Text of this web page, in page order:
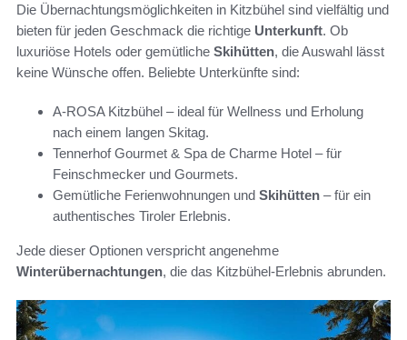
Die Übernachtungsmöglichkeiten in Kitzbühel sind vielfältig und
bieten für jeden Geschmack die richtige Unterkunft. Ob
luxuriöse Hotels oder gemütliche Skihütten, die Auswahl lässt
keine Wünsche offen. Beliebte Unterkünfte sind:
A-ROSA Kitzbühel – ideal für Wellness und Erholung
nach einem langen Skitag.
Tennerhof Gourmet & Spa de Charme Hotel – für
Feinschmecker und Gourmets.
Gemütliche Ferienwohnungen und Skihütten – für ein
authentisches Tiroler Erlebnis.
Jede dieser Optionen verspricht angenehme
Winterübernachtungen, die das Kitzbühel-Erlebnis abrunden.